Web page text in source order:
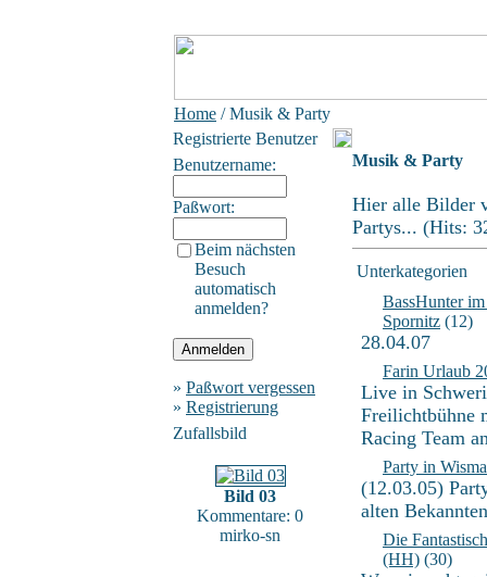
Home / Musik & Party
Registrierte Benutzer
Benutzername:
Paßwort:
Beim nächsten
Besuch
automatisch
anmelden?
» Paßwort vergessen
» Registrierung
Zufallsbild
Bild 03
Kommentare: 0
mirko-sn
Musik & Party
Hier alle Bilder
Partys... (Hits:
Unterkategorien
BassHunter
Spornitz (12)
28.04.07
Farin Urlaub
Live in
Freilichtbühne
Racing Team
Party in
(12.03.05)
alten
Die
(HH) (30)